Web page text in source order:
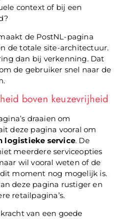
context of bij een
de PostNL-pagina
de totale site-architectuur.
dan bij verkenning. Dat
de gebruiker snel naar de
boven keuzevrijheid
draaien om
deze pagina vooral om
logistieke service. De
meerdere serviceopties
wil vooral weten of de
moment nog mogelijk is.
deze pagina rustiger en
retailpagina’s.
van een goede